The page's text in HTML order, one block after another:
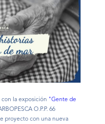
con la exposición "Gente de
O.P.P. 66
proyecto con una nueva